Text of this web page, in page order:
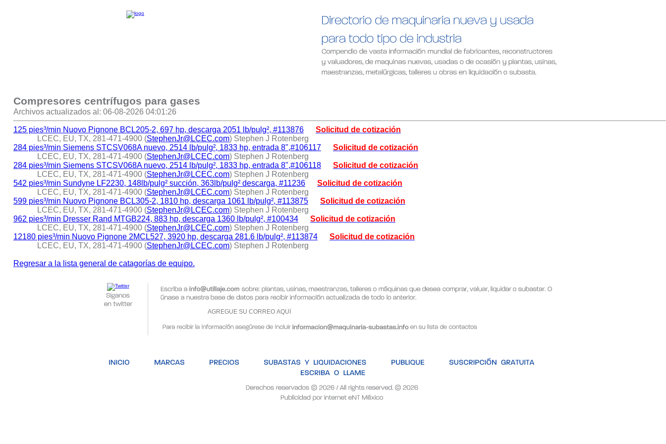
Compresores centrífugos para gases
Archivos actualizados al: 06-08-2026 04:01:26
125 pies³/min Nuovo Pignone BCL205-2, 697 hp, descarga 2051 lb/pulg², #113876
Solicitud de cotización
LCEC, EU, TX, 281-471-4900 (StephenJr@LCEC.com) Stephen J Rotenberg
284 pies³/min Siemens STCSV068A nuevo, 2514 lb/pulg², 1833 hp, entrada 8",#106117
Solicitud de cotización
LCEC, EU, TX, 281-471-4900 (StephenJr@LCEC.com) Stephen J Rotenberg
284 pies³/min Siemens STCSV068A nuevo, 2514 lb/pulg², 1833 hp, entrada 8",#106118
Solicitud de cotización
LCEC, EU, TX, 281-471-4900 (StephenJr@LCEC.com) Stephen J Rotenberg
542 pies³/min Sundyne LF2230, 148lb/pulg² succión, 363lb/pulg² descarga, #11236
Solicitud de cotización
LCEC, EU, TX, 281-471-4900 (StephenJr@LCEC.com) Stephen J Rotenberg
599 pies³/min Nuovo Pignone BCL305-2, 1810 hp, descarga 1061 lb/pulg², #113875
Solicitud de cotización
LCEC, EU, TX, 281-471-4900 (StephenJr@LCEC.com) Stephen J Rotenberg
962 pies³/min Dresser Rand MTGB224, 883 hp, descarga 1360 lb/pulg², #100434
Solicitud de cotización
LCEC, EU, TX, 281-471-4900 (StephenJr@LCEC.com) Stephen J Rotenberg
12180 pies³/min Nuovo Pignone 2MCL527, 3920 hp, descarga 281.6 lb/pulg², #113874
Solicitud de cotización
LCEC, EU, TX, 281-471-4900 (StephenJr@LCEC.com) Stephen J Rotenberg
Regresar a la lista general de catagorías de equipo.